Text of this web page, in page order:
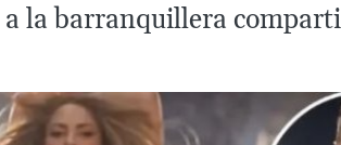
la barranquillera